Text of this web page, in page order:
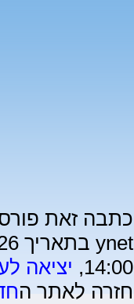
כתבה זאת
14:00, יציאה
חזרה לאתר ה